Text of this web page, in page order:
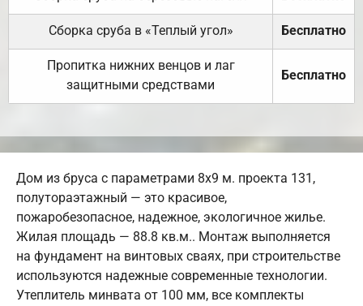
Сборка сруба в «Теплый угол» Бесплатно
Пропитка нижних венцов и лаг
защитными средствами
Бесплатно
Дом из бруса с параметрами 8х9 м. проекта 131,
полутораэтажный — это красивое,
пожаробезопасное, надежное, экологичное жилье.
Жилая площадь — 88.8 кв.м.. Монтаж выполняется
на фундамент на винтовых сваях, при строительстве
используются надежные современные технологии.
Утеплитель минвата от 100 мм, все комплекты